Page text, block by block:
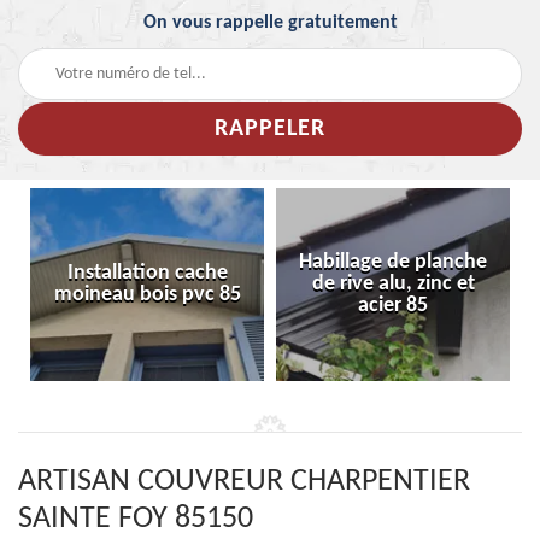
On vous rappelle gratuitement
Installation cache
moineau bois pvc 85
Habillage de planche
de rive alu, zinc et
acier 85
ARTISAN COUVREUR CHARPENTIER
SAINTE FOY 85150